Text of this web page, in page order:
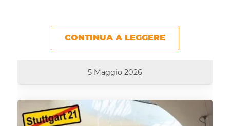
CONTINUA A LEGGERE
5 Maggio 2026